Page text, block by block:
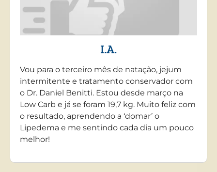
I.A.
Vou para o terceiro mês de natação, jejum
intermitente e tratamento conservador com
o Dr. Daniel Benitti. Estou desde março na
Low Carb e já se foram 19,7 kg. Muito feliz com
o resultado, aprendendo a ‘domar’ o
Lipedema e me sentindo cada dia um pouco
melhor!